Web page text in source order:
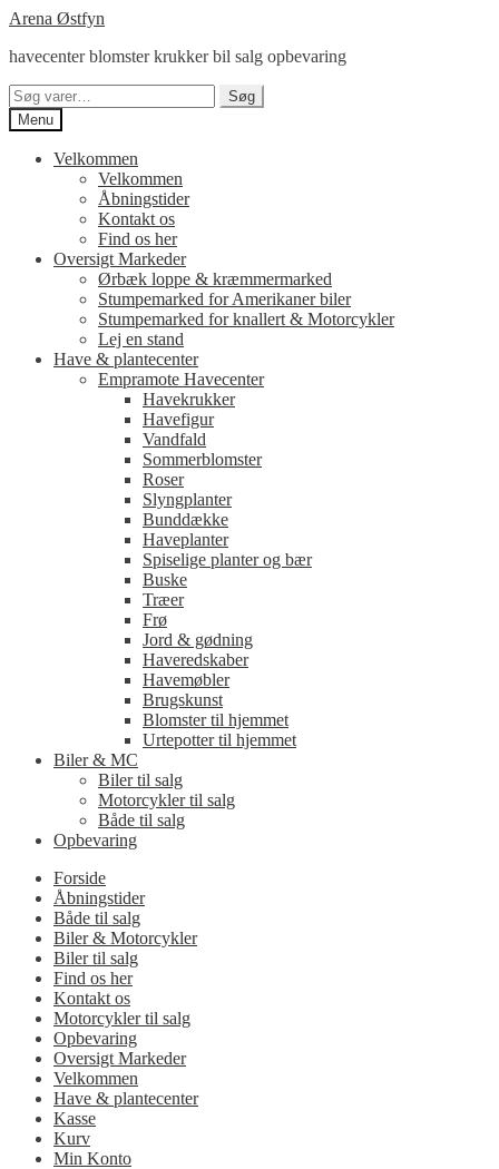
Spring
navigation
Spring
indhold
Arena Østfyn
havecenter blomster krukker bil salg opbevaring
Søg
efter:
Søg
Menu
Velkommen
Velkommen
Åbningstider
Kontakt os
Find os her
Oversigt Markeder
Ørbæk loppe & kræmmermarked
Stumpemarked for Amerikaner biler
Stumpemarked for knallert & Motorcykler
Lej en stand
Have & plantecenter
Empramote Havecenter
Havekrukker
Havefigur
Vandfald
Sommerblomster
Roser
Slyngplanter
Bunddække
Haveplanter
Spiselige planter og bær
Buske
Træer
Frø
Jord & gødning
Haveredskaber
Havemøbler
Brugskunst
Blomster til hjemmet
Urtepotter til hjemmet
Biler & MC
Biler til salg
Motorcykler til salg
Både til salg
Opbevaring
Forside
Åbningstider
Både til salg
Biler & Motorcykler
Biler til salg
Find os her
Kontakt os
Motorcykler til salg
Opbevaring
Oversigt Markeder
Velkommen
Have & plantecenter
Kasse
Kurv
Min Konto